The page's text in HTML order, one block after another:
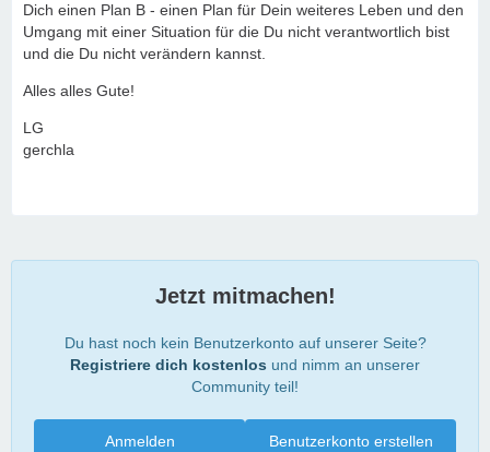
Dich einen Plan B - einen Plan für Dein weiteres Leben und den
Umgang mit einer Situation für die Du nicht verantwortlich bist
und die Du nicht verändern kannst.
Alles alles Gute!
LG
gerchla
Jetzt mitmachen!
Du hast noch kein Benutzerkonto auf unserer Seite?
Registriere dich kostenlos und nimm an unserer
Community teil!
Benutzerkonto erstellen
Anmelden